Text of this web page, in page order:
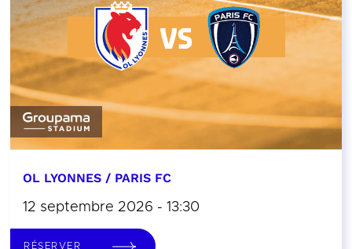
OL LYONNES / PARIS FC
12 septembre 2026 - 13:30
RÉSERVER